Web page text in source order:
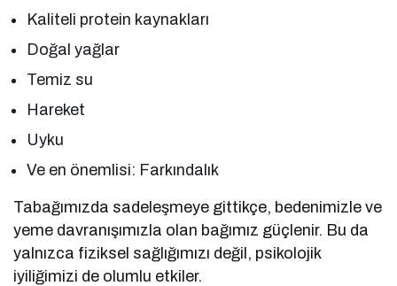
Kaliteli protein kaynakları
Doğal yağlar
Temiz su
Hareket
Uyku
Ve en önemlisi: Farkındalık
Tabağımızda sadeleşmeye gittikçe, bedenimizle ve
yeme davranışımızla olan bağımız güçlenir. Bu da
yalnızca fiziksel sağlığımızı değil, psikolojik
iyiliğimizi de olumlu etkiler.